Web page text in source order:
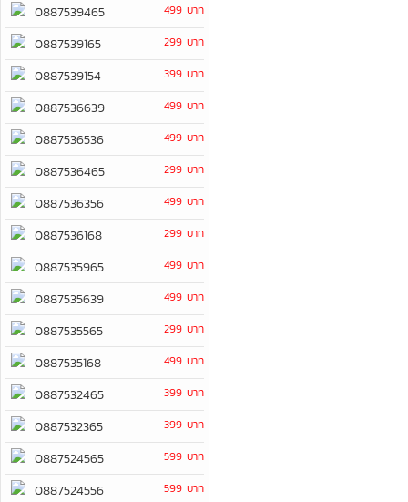
0887539465 499 บาท
0887539165 299 บาท
0887539154 399 บาท
0887536639 499 บาท
0887536536 499 บาท
0887536465 299 บาท
0887536356 499 บาท
0887536168 299 บาท
0887535965 499 บาท
0887535639 499 บาท
0887535565 299 บาท
0887535168 499 บาท
0887532465 399 บาท
0887532365 399 บาท
0887524565 599 บาท
0887524556 599 บาท